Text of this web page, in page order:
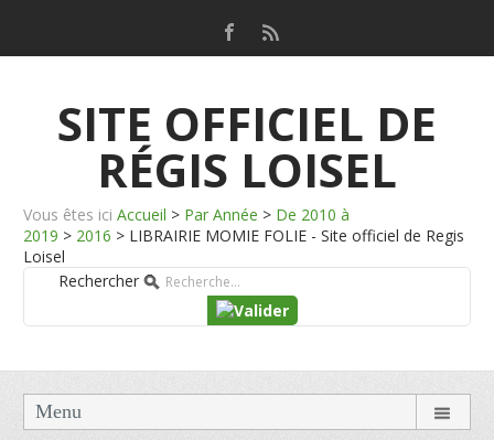
SITE OFFICIEL DE
RÉGIS LOISEL
Vous êtes ici Accueil > Par Année > De 2010 à
2019 > 2016 > LIBRAIRIE MOMIE FOLIE - Site officiel de Regis
Loisel
Rechercher
Menu